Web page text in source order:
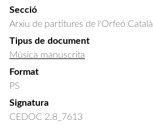
Secció
Arxiu de partitures de l'Orfeó Català
Tipus de document
Música manuscrita
Format
PS
Signatura
CEDOC 2.8_7613